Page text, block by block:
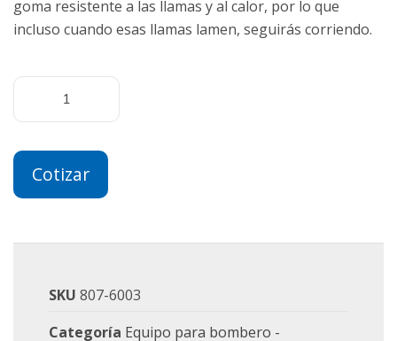
goma resistente a las llamas y al calor, por lo que
incluso cuando esas llamas lamen, seguirás corriendo.
Cotizar
SKU 807-6003
Categoría Equipo para bombero -